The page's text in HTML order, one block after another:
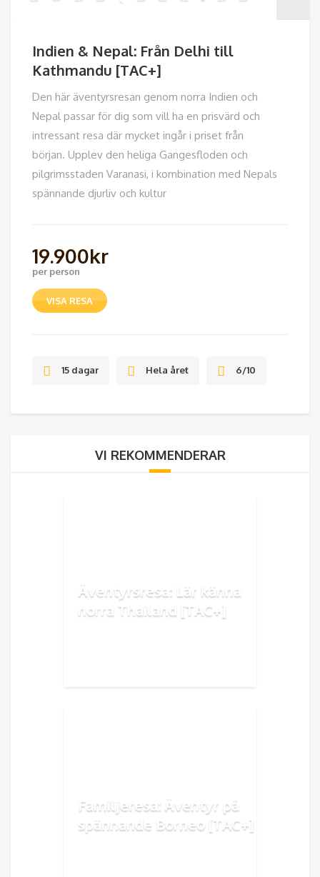
Indien & Nepal: Från Delhi till
Kathmandu [TAC+]
Den här äventyrsresan genom norra Indien och
Nepal passar för dig som vill ha en prisvärd och
intressant resa där mycket ingår i priset från
början. Upplev den heliga Gangesfloden och
pilgrimsstaden Varanasi, i kombination med Nepals
spännande djurliv och kultur
19.900kr
per person
VISA RESA
15 dagar Hela året 6/10
VI REKOMMENDERAR
Äventyrsresa: Lär känna
norra Thailand [TAC+]
Familjeresa: Äventyr på
spännande Borneo [TAC+]